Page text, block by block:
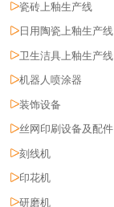
瓷砖上釉生产线
日用陶瓷上釉生产线
卫生洁具上釉生产线
机器人喷涂器
装饰设备
丝网印刷设备及配件
刻线机
印花机
研磨机